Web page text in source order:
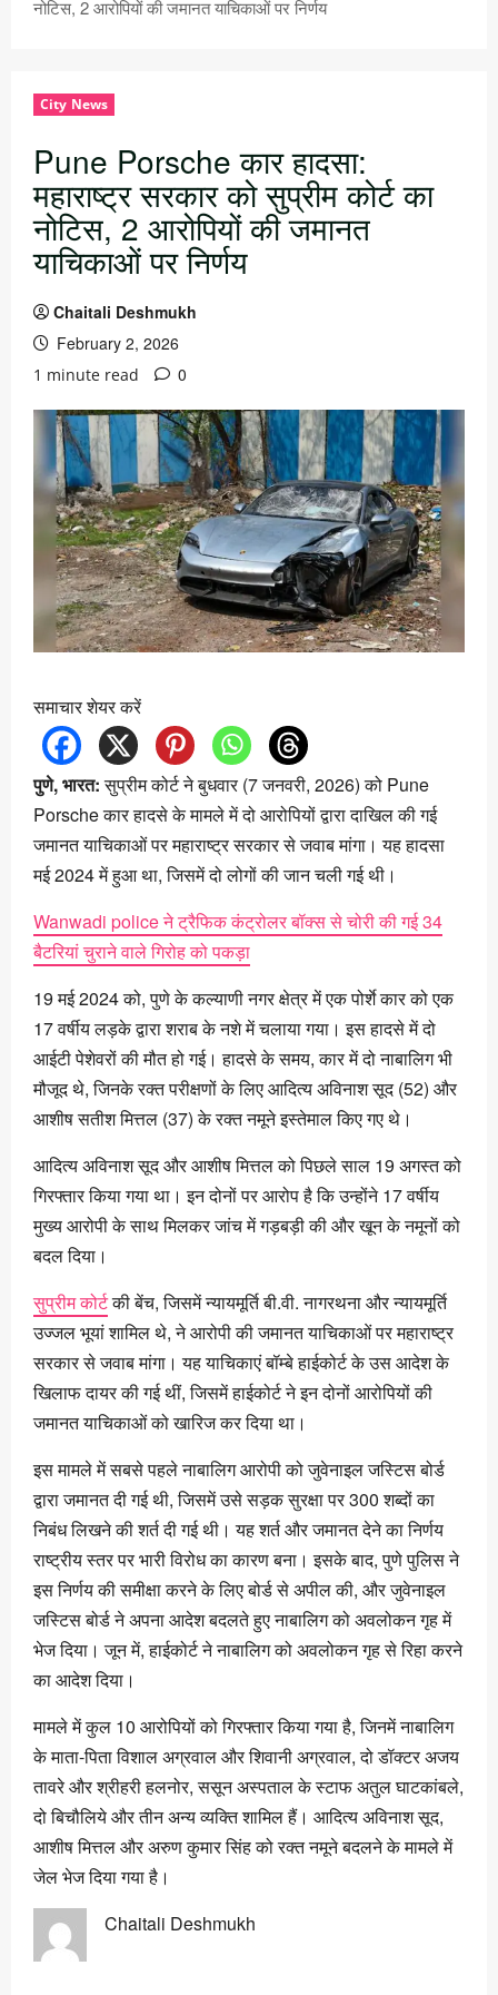
नोटिस, 2 आरोपियों की जमानत याचिकाओं पर निर्णय
City News
Pune Porsche कार हादसा:
महाराष्ट्र सरकार को सुप्रीम कोर्ट का
नोटिस, 2 आरोपियों की जमानत
याचिकाओं पर निर्णय
Chaitali Deshmukh
February 2, 2026
1 minute read 0
समाचार शेयर करें
पुणे, भारत:सुप्रीम कोर्ट ने बुधवार (7 जनवरी, 2026) को Pune
Porsche कार हादसे के मामले में दो आरोपियों द्वारा दाखिल की गई
जमानत याचिकाओं पर महाराष्ट्र सरकार से जवाब मांगा। यह हादसा
मई 2024 में हुआ था, जिसमें दो लोगों की जान चली गई थी।
Wanwadi police ने ट्रैफिक कंट्रोलर बॉक्स से चोरी की गई 34
बैटरियां चुराने वाले गिरोह को पकड़ा
19 मई 2024 को, पुणे के कल्याणी नगर क्षेत्र में एक पोर्शे कार को एक
17 वर्षीय लड़के द्वारा शराब के नशे में चलाया गया। इस हादसे में दो
आईटी पेशेवरों की मौत हो गई। हादसे के समय, कार में दो नाबालिग भी
मौजूद थे, जिनके रक्त परीक्षणों के लिए आदित्य अविनाश सूद (52) और
आशीष सतीश मित्तल (37) के रक्त नमूने इस्तेमाल किए गए थे।
आदित्य अविनाश सूद और आशीष मित्तल को पिछले साल 19 अगस्त को
गिरफ्तार किया गया था। इन दोनों पर आरोप है कि उन्होंने 17 वर्षीय
मुख्य आरोपी के साथ मिलकर जांच में गड़बड़ी की और खून के नमूनों को
बदल दिया।
सुप्रीम कोर्टकी बेंच, जिसमें न्यायमूर्ति बी.वी. नागरथना और न्यायमूर्ति
उज्जल भूयां शामिल थे, ने आरोपी की जमानत याचिकाओं पर महाराष्ट्र
सरकार से जवाब मांगा। यह याचिकाएं बॉम्बे हाईकोर्ट के उस आदेश के
खिलाफ दायर की गई थीं, जिसमें हाईकोर्ट ने इन दोनों आरोपियों की
जमानत याचिकाओं को खारिज कर दिया था।
इस मामले में सबसे पहले नाबालिग आरोपी को जुवेनाइल जस्टिस बोर्ड
द्वारा जमानत दी गई थी, जिसमें उसे सड़क सुरक्षा पर 300 शब्दों का
निबंध लिखने की शर्त दी गई थी। यह शर्त और जमानत देने का निर्णय
राष्ट्रीय स्तर पर भारी विरोध का कारण बना। इसके बाद, पुणे पुलिस ने
इस निर्णय की समीक्षा करने के लिए बोर्ड से अपील की, और जुवेनाइल
जस्टिस बोर्ड ने अपना आदेश बदलते हुए नाबालिग को अवलोकन गृह में
भेज दिया। जून में, हाईकोर्ट ने नाबालिग को अवलोकन गृह से रिहा करने
का आदेश दिया।
मामले में कुल 10 आरोपियों को गिरफ्तार किया गया है, जिनमें नाबालिग
के माता-पिता विशाल अग्रवाल और शिवानी अग्रवाल, दो डॉक्टर अजय
तावरे और श्रीहरी हलनोर, ससून अस्पताल के स्टाफ अतुल घाटकांबले,
दो बिचौलिये और तीन अन्य व्यक्ति शामिल हैं। आदित्य अविनाश सूद,
आशीष मित्तल और अरुण कुमार सिंह को रक्त नमूने बदलने के मामले में
जेल भेज दिया गया है।
Chaitali Deshmukh